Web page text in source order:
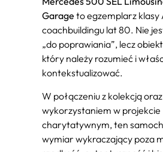
Garage to egzemplarz klasy
coachbuildingu lat 80. Nie
„do poprawiania”, lecz
który należy rozumieć i
kontekstualizować.
W połączeniu z kolekcją
wykorzystaniem w projekcie
charytatywnym, ten
wymiar wykraczający poza